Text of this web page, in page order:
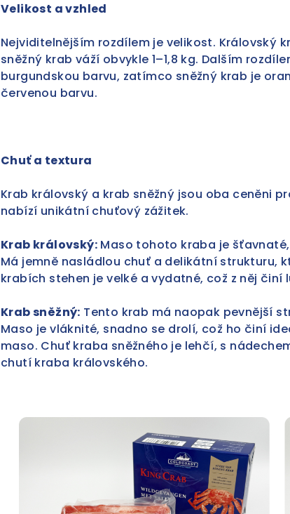
Velikost a vzhled
Nejviditelnějším rozdílem je velikost. Královský
sněžný krab váží obvykle 1–1,8 kg. Dalším
burgundskou barvu, zatímco sněžný krab je
červenou barvu.
Chuť a textura
Krab královský a krab sněžný jsou oba ceněni
nabízí unikátní chuťový zážitek.
Krab královský: Maso tohoto kraba je
Má jemně nasládlou chuť a delikátní strukturu,
krabích stehen je velké a vydatné, což z něj činí
Krab sněžný: Tento krab má naopak pevnější
Maso je vláknité, snadno se drolí, což ho činí
maso. Chuť kraba sněžného je lehčí, s
chutí kraba královského.